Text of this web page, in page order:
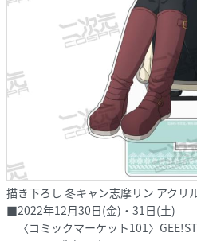
描き下ろし 冬キャン志摩リン アクリ
■2022年12月30日(金)・31日(土)
〈コミックマーケット101〉